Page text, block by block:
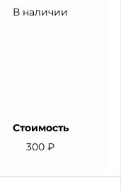
В наличии
Стоимость
300 ₽